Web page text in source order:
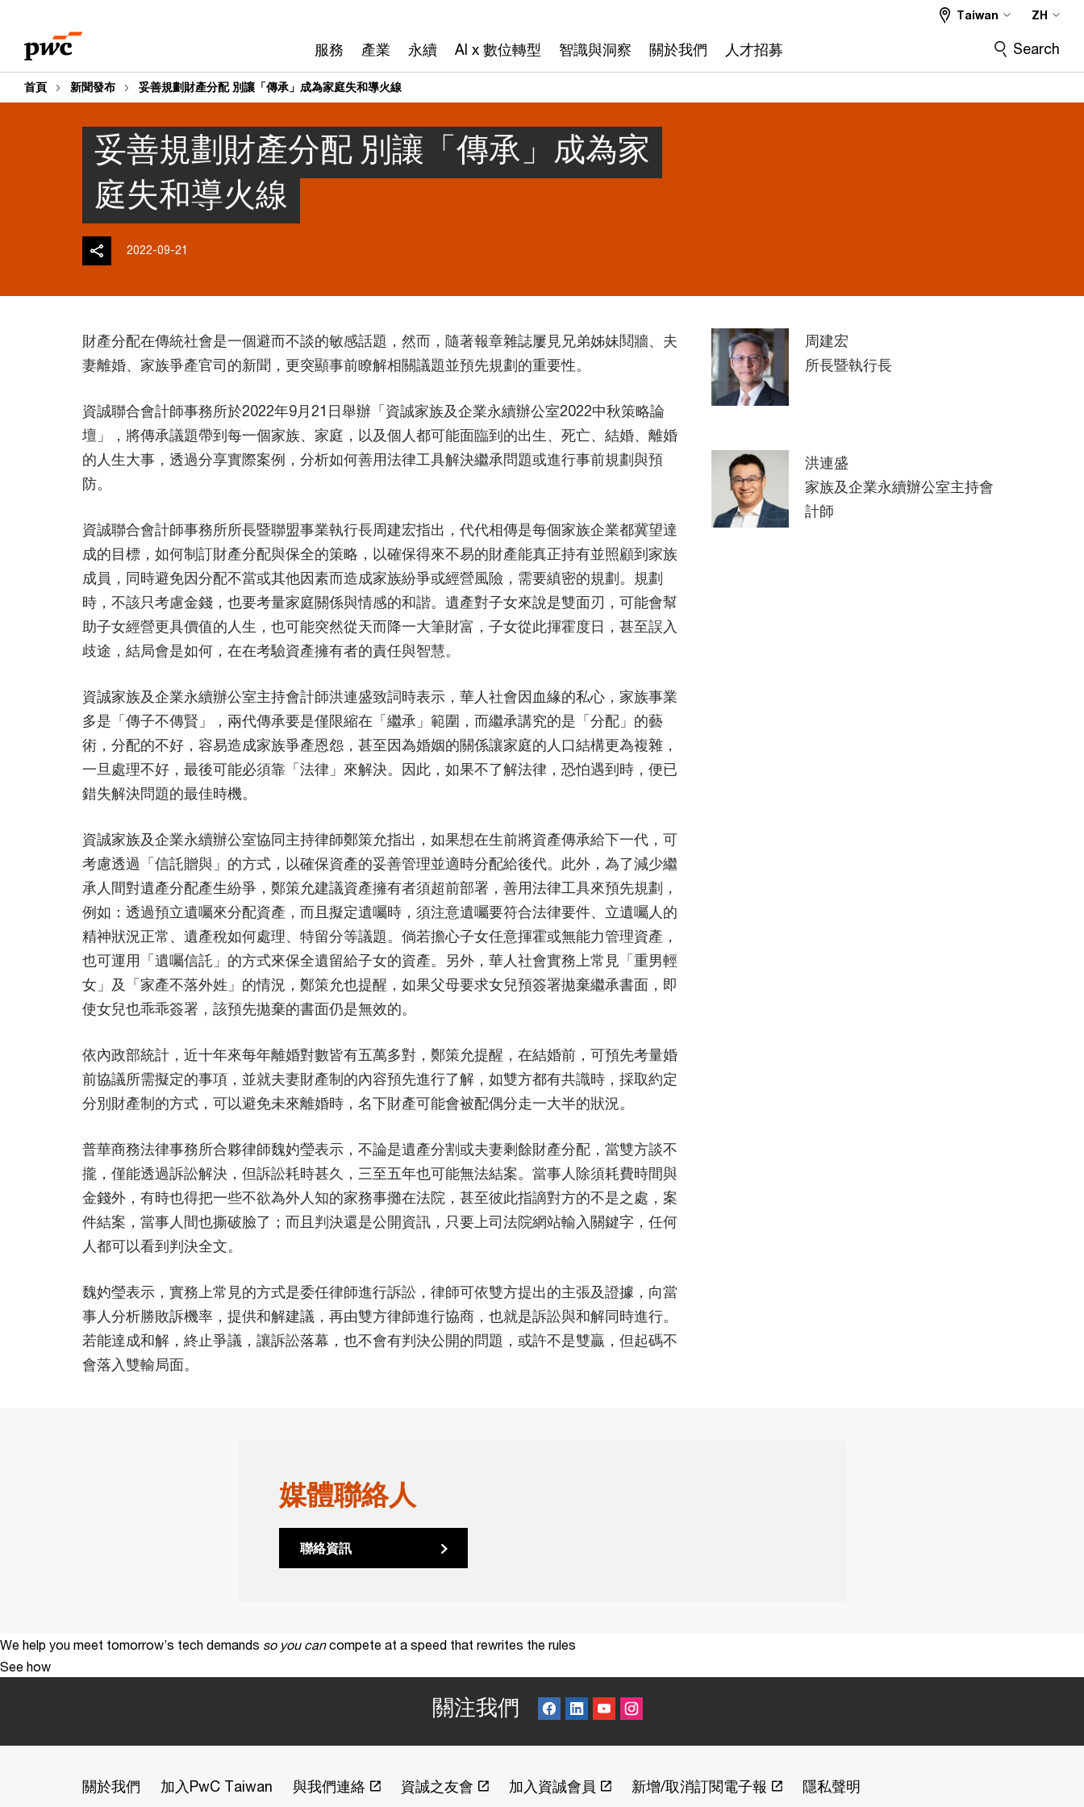
content
footer
服務 產業 永續 AI x 數位轉型 智識與洞察 關於我們 人才招募
Taiwan ZH
Search
首頁 新聞發布 妥善規劃財產分配 別讓「傳承」成為家庭失和導火線
妥善規劃財產分配 別讓「傳承」成為家
庭失和導火線
2022-09-21
財產分配在傳統社會是一個避而不談的敏感話題，然而，隨著報章雜誌屢見兄弟姊妹鬩牆、夫
妻離婚、家族爭產官司的新聞，更突顯事前瞭解相關議題並預先規劃的重要性。
資誠聯合會計師事務所於2022年9月21日舉辦「資誠家族及企業永續辦公室2022中秋策略論
壇」，將傳承議題帶到每一個家族、家庭，以及個人都可能面臨到的出生、死亡、結婚、離婚
的人生大事，透過分享實際案例，分析如何善用法律工具解決繼承問題或進行事前規劃與預
防。
資誠聯合會計師事務所所長暨聯盟事業執行長周建宏指出，代代相傳是每個家族企業都冀望達
成的目標，如何制訂財產分配與保全的策略，以確保得來不易的財產能真正持有並照顧到家族
成員，同時避免因分配不當或其他因素而造成家族紛爭或經營風險，需要縝密的規劃。規劃
時，不該只考慮金錢，也要考量家庭關係與情感的和諧。遺產對子女來說是雙面刃，可能會幫
助子女經營更具價值的人生，也可能突然從天而降一大筆財富，子女從此揮霍度日，甚至誤入
歧途，結局會是如何，在在考驗資產擁有者的責任與智慧。
資誠家族及企業永續辦公室主持會計師洪連盛致詞時表示，華人社會因血緣的私心，家族事業
多是「傳子不傳賢」，兩代傳承要是僅限縮在「繼承」範圍，而繼承講究的是「分配」的藝
術，分配的不好，容易造成家族爭產恩怨，甚至因為婚姻的關係讓家庭的人口結構更為複雜，
一旦處理不好，最後可能必須靠「法律」來解決。因此，如果不了解法律，恐怕遇到時，便已
錯失解決問題的最佳時機。
資誠家族及企業永續辦公室協同主持律師鄭策允指出，如果想在生前將資產傳承給下一代，可
考慮透過「信託贈與」的方式，以確保資產的妥善管理並適時分配給後代。此外，為了減少繼
承人間對遺產分配產生紛爭，鄭策允建議資產擁有者須超前部署，善用法律工具來預先規劃，
例如：透過預立遺囑來分配資產，而且擬定遺囑時，須注意遺囑要符合法律要件、立遺囑人的
精神狀況正常、遺產稅如何處理、特留分等議題。倘若擔心子女任意揮霍或無能力管理資產，
也可運用「遺囑信託」的方式來保全遺留給子女的資產。另外，華人社會實務上常見「重男輕
女」及「家產不落外姓」的情況，鄭策允也提醒，如果父母要求女兒預簽署拋棄繼承書面，即
使女兒也乖乖簽署，該預先拋棄的書面仍是無效的。
依內政部統計，近十年來每年離婚對數皆有五萬多對，鄭策允提醒，在結婚前，可預先考量婚
前協議所需擬定的事項，並就夫妻財產制的內容預先進行了解，如雙方都有共識時，採取約定
分別財產制的方式，可以避免未來離婚時，名下財產可能會被配偶分走一大半的狀況。
普華商務法律事務所合夥律師魏妁瑩表示，不論是遺產分割或夫妻剩餘財產分配，當雙方談不
攏，僅能透過訴訟解決，但訴訟耗時甚久，三至五年也可能無法結案。當事人除須耗費時間與
金錢外，有時也得把一些不欲為外人知的家務事攤在法院，甚至彼此指謫對方的不是之處，案
件結案，當事人間也撕破臉了；而且判決還是公開資訊，只要上司法院網站輸入關鍵字，任何
人都可以看到判決全文。
魏妁瑩表示，實務上常見的方式是委任律師進行訴訟，律師可依雙方提出的主張及證據，向當
事人分析勝敗訴機率，提供和解建議，再由雙方律師進行協商，也就是訴訟與和解同時進行。
若能達成和解，終止爭議，讓訴訟落幕，也不會有判決公開的問題，或許不是雙贏，但起碼不
會落入雙輸局面。
周建宏
所長暨執行長
洪連盛
家族及企業永續辦公室主持會
計師
媒體聯絡人
聯絡資訊
We help you meet tomorrow’s tech demands so you can compete at a speed that rewrites the rules
See how
關注我們
關於我們 加入PwC Taiwan 與我們連絡 資誠之友會 加入資誠會員 新增/取消訂閱電子報 隱私聲明